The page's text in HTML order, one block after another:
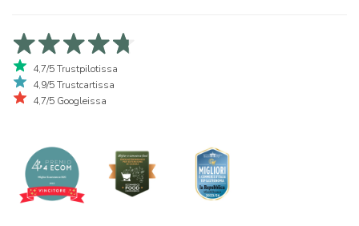
4,7/5 Trustpilotissa
4,9/5 Trustcartissa
4,7/5 Googleissa